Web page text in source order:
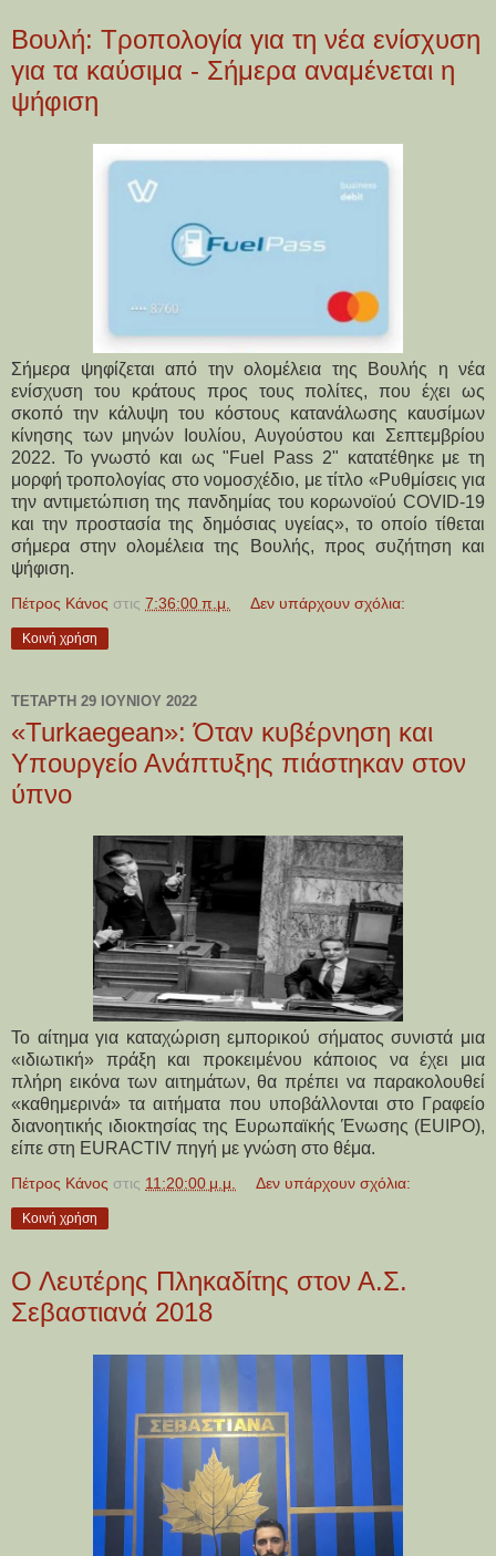
Βουλή: Τροπολογία για τη νέα ενίσχυση
για τα καύσιμα - Σήμερα αναμένεται η
ψήφιση
Σήμερα ψηφίζεται από την ολομέλεια της Βουλής η νέα
ενίσχυση του κράτους προς τους πολίτες, που έχει ως
σκοπό την κάλυψη του κόστους κατανάλωσης καυσίμων
κίνησης των μηνών Ιουλίου, Αυγούστου και Σεπτεμβρίου
2022. Το γνωστό και ως "Fuel Pass 2" κατατέθηκε με τη
μορφή τροπολογίας στο νομοσχέδιο, με τίτλο «Ρυθμίσεις για
την αντιμετώπιση της πανδημίας του κορωνοϊού COVID-19
και την προστασία της δημόσιας υγείας», το οποίο τίθεται
σήμερα στην ολομέλεια της Βουλής, προς συζήτηση και
ψήφιση.
Πέτρος Κάνος στις 7:36:00 π.μ. Δεν υπάρχουν σχόλια:
Κοινή χρήση
ΤΕΤΆΡΤΗ 29 ΙΟΥΝΊΟΥ 2022
«Turkaegean»: Όταν κυβέρνηση και
Υπουργείο Ανάπτυξης πιάστηκαν στον
ύπνο
Το αίτημα για καταχώριση εμπορικού σήματος συνιστά μια
«ιδιωτική» πράξη και προκειμένου κάποιος να έχει μια
πλήρη εικόνα των αιτημάτων, θα πρέπει να παρακολουθεί
«καθημερινά» τα αιτήματα που υποβάλλονται στο Γραφείο
διανοητικής ιδιοκτησίας της Ευρωπαϊκής Ένωσης (EUIPO),
είπε στη EURACTIV πηγή με γνώση στο θέμα.
Πέτρος Κάνος στις 11:20:00 μ.μ. Δεν υπάρχουν σχόλια:
Κοινή χρήση
Ο Λευτέρης Πληκαδίτης στον Α.Σ.
Σεβαστιανά 2018